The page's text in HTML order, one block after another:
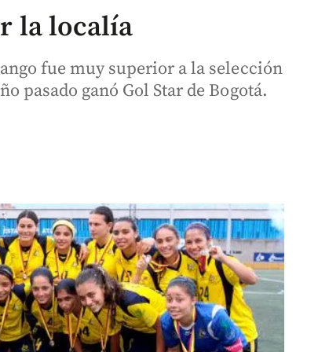
la localía
fue muy superior a la selección
pasado ganó Gol Star de Bogotá.